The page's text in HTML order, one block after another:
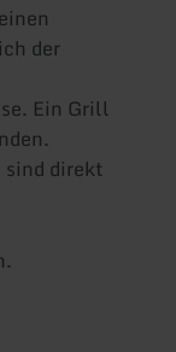
der
Ein Grill
sind direkt